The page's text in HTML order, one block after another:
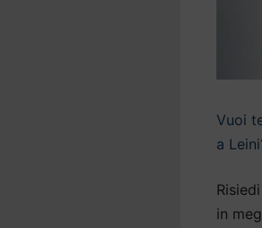
Vuoi
a
in